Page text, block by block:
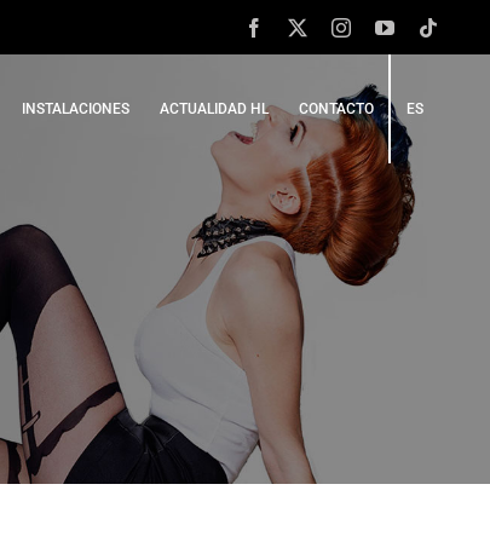
Facebook InstagramYouTube
INSTALACIONES ACTUALIDAD HL CONTACTO ES